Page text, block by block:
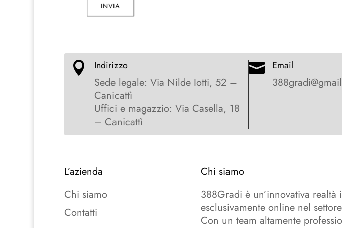
INVIA
 Indirizzo
Sede legale: Via Nilde Iotti, 52 –
Canicattì
Uffici e magazzio: Via Casella, 18
– Canicattì
 Email
L’azienda
Chi siamo
Contatti
Chi siamo
388Gradi è un’innovativa
esclusivamente online nel
Con un team altamente